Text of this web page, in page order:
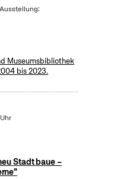
Museumsbibliothek
bis 2023.
Stadt baue –